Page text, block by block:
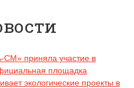
СМ» приняла участие в
площадка
экологические проекты в